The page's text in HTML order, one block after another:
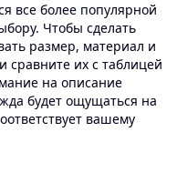
все более популярной
Чтобы сделать
размер, материал и
сравните их с таблицей
на описание
будет ощущаться на
вашему